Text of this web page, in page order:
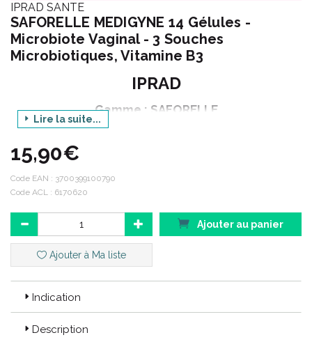
IPRAD SANTE
SAFORELLE MEDIGYNE 14 Gélules -
Microbiote Vaginal - 3 Souches
Microbiotiques, Vitamine B3
IPRAD
Gamme : SAFORELLE
Produit : MEDIGYNE
Conditionnement : 14 gélules
Code ACL : 6170620
Code EAN : 3700399100790
Lire la suite...
15,90€
Code EAN : 3700399100790
Code ACL : 6170620
Ajouter au panier
Ajouter à Ma liste
Indication
Description